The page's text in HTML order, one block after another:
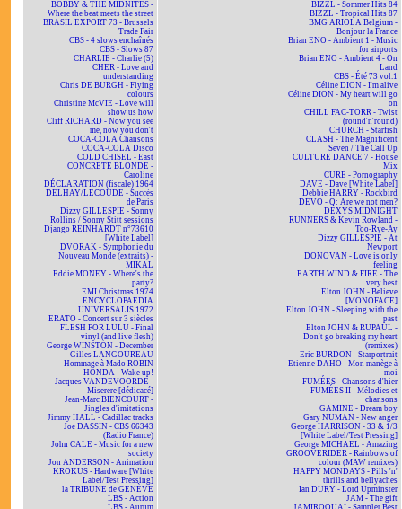
BOBBY & THE MIDNITES -
Where the beat meets the street
BRASIL EXPORT 73 - Brussels
Trade Fair
CBS - 4 slows enchaînés
CBS - Slows 87
CHARLIE - Charlie (5)
CHER - Love and
understanding
Chris DE BURGH - Flying
colours
Christine McVIE - Love will
show us how
Cliff RICHARD - Now you see
me, now you don't
COCA-COLA Chansons
COCA-COLA Disco
COLD CHISEL - East
CONCRETE BLONDE -
Caroline
DÉCLARATION (fiscale) 1964
DELHAY/LECOUDE - Succès
de Paris
Dizzy GILLESPIE - Sonny
Rollins / Sonny Stitt sessions
Django REINHARDT n°73610
[White Label]
DVORAK - Symphonie du
Nouveau Monde (extraits) -
MIKAL
Eddie MONEY - Where's the
party?
EMI Christmas 1974
ENCYCLOPAEDIA
UNIVERSALIS 1972
ERATO - Concert sur 3 siècles
FLESH FOR LULU - Final
vinyl (and live flesh)
George WINSTON - December
Gilles LANGOUREAU
Hommage à Mado ROBIN
HONDA - Wake up!
Jacques VANDEVOORDE -
Miserere [dédicacé]
Jean-Marc BIENCOURT -
Jingles d'imitations
Jimmy HALL - Cadillac tracks
Joe DASSIN - CBS 66343
(Radio France)
John CALE - Music for a new
society
Jon ANDERSON - Animation
KROKUS - Hardware [White
Label/Test Pressing]
la TRIBUNE de GENÈVE
LBS - Action
LBS - Aurum
BIZZL - Sommer Hits 84
BIZZL - Tropical Hits 87
BMG ARIOLA Belgium -
Bonjour la France
Brian ENO - Ambient 1 - Music
for airports
Brian ENO - Ambient 4 - On
Land
CBS - Été 73 vol.1
Céline DION - I'm alive
Céline DION - My heart will go
on
CHILL FAC-TORR - Twist
(round'n'round)
CHURCH - Starfish
CLASH - The Magnificent
Seven / The Call Up
CULTURE DANCE 7 - House
Mix
CURE - Pornography
DAVE - Dave [White Label]
Debbie HARRY - Rockbird
DEVO - Q: Are we not men?
DEXYS MIDNIGHT
RUNNERS & Kevin Rowland -
Too-Rye-Ay
Dizzy GILLESPIE - At
Newport
DONOVAN - Love is only
feeling
EARTH WIND & FIRE - The
very best
Elton JOHN - Believe
[MONOFACE]
Elton JOHN - Sleeping with the
past
Elton JOHN & RUPAUL -
Don't go breaking my heart
(remixes)
Eric BURDON - Starportrait
Etienne DAHO - Mon manège à
moi
FUMÉES - Chansons d'hier
FUMÉES II - Mélodies et
chansons
GAMINE - Dream boy
Gary NUMAN - New anger
George HARRISON - 33 & 1/3
[White Label/Test Pressing]
George MICHAEL - Amazing
GROOVERIDER - Rainbows of
colour (MAW remixes)
HAPPY MONDAYS - Pills 'n'
thrills and bellyaches
Ian DURY - Lord Upminster
JAM - The gift
JAMIROQUAI - Sampler Best